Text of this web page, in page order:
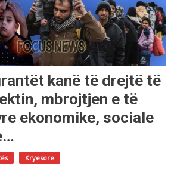
kanë të drejtë të
mbrojtjen e të
ekonomike, sociale
Kryesore